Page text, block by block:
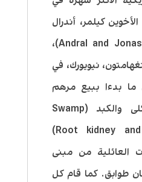
كيلمر، أندرال
وجوناس (Andral and Jonas Kilmer)،
نيويورك، في
ما بدءا ببيع مرهم
حساء الجذور للكلى والكبد (Swamp
Root kidney and liver medicine)
العائلية من مبنى
طوابق. كما قام كل